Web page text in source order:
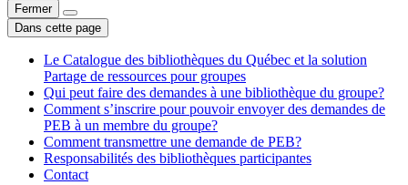
Fermer
Dans cette page
Le Catalogue des bibliothèques du Québec et la solution
Partage de ressources pour groupes
Qui peut faire des demandes à une bibliothèque du groupe?
Comment s’inscrire pour pouvoir envoyer des demandes de
PEB à un membre du groupe?
Comment transmettre une demande de PEB?
Responsabilités des bibliothèques participantes
Contact